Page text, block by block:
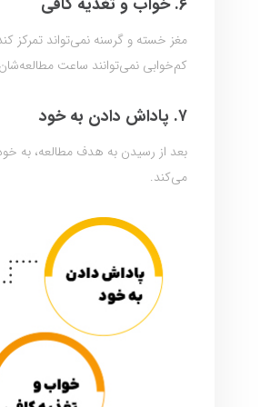
کم‌خوابی نمی‌توانند ساعت مطالعه‌شان
۷. پاداش دادن به خود
بعد از رسیدن به هدف مطالعه، به
می‌کند.